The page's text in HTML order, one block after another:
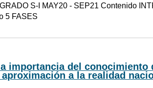
S-I MAY20 - SEP21 Contenido
5 FASES
importancia del
a la realidad